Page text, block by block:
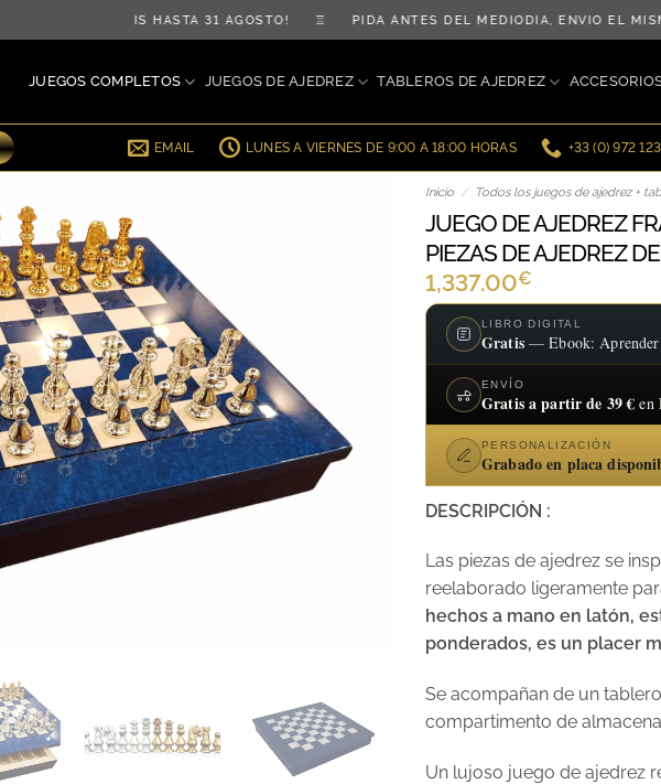
¡ENVÍO GRATIS HASTA 31 AGOSTO! ♖ PIDA ANTES DEL MEDIODÍA, ENVÍO EL
JUEGOS COMPLETOS JUEGOS DE AJEDREZ TABLEROS DE AJEDREZ
EMAIL LUNES A VIERNES DE 9:00 A 18:00 HORAS +33 (0) 972
Inicio / Todos los juegos de ajedrez +
JUEGO DE AJEDREZ
PIEZAS DE AJEDREZ
1,337.00€
LIBRO DIGITAL
Gratis— Ebook: Aprender
ENVÍO
Gratis a partir de 39 € en
PERSONALIZACIÓN
Grabado en placa
DESCRIPCIÓN :
Las piezas de ajedrez se
reelaborado ligeramente
hechos a mano en latón,
ponderados, es un placer
Se acompañan de un
compartimento de
Un lujoso juego de ajedrez